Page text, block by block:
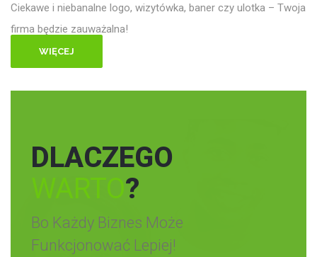
Ciekawe i niebanalne logo, wizytówka, baner czy ulotka – Twoja
firma będzie zauważalna!
WIĘCEJ
DLACZEGO
WARTO?
Bo Każdy Biznes Może
Funkcjonować Lepiej!